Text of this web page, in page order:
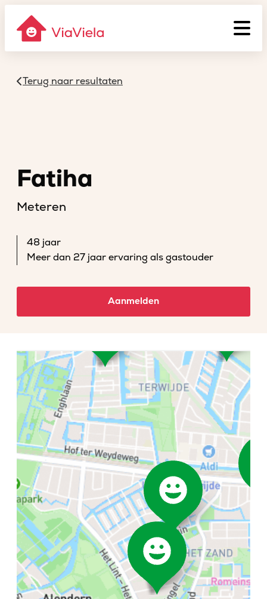
Terug naar resultaten
Fatiha
Meteren
48 jaar
Meer dan 27 jaar ervaring als gastouder
Aanmelden